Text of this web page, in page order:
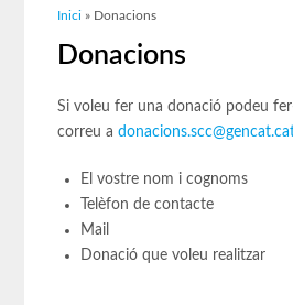
Inici » Donacions
Donacions
Si voleu fer una donació podeu
correu a
El vostre nom i cognoms
Telèfon de contacte
Mail
Donació que voleu realitzar